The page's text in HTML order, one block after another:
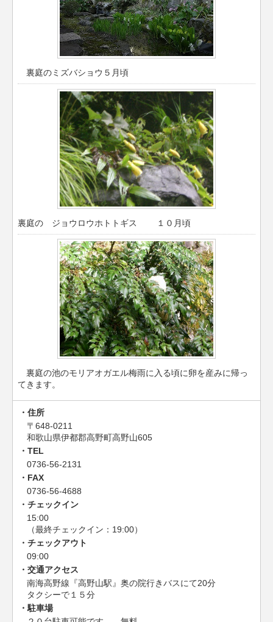
裏庭のミズバショウ５月頃
裏庭の ジョウロウホトトギス １０月頃
裏庭の池のモリアオガエル梅雨に入る頃に卵を産みに帰っ
てきます。
住所
〒648-0211
和歌山県伊都郡高野町高野山605
TEL
0736-56-2131
FAX
0736-56-4688
チェックイン
15:00
（最終チェックイン：19:00）
チェックアウト
09:00
交通アクセス
南海高野線『高野山駅』奥の院行きバスにて20分
タクシーで１５分
駐車場